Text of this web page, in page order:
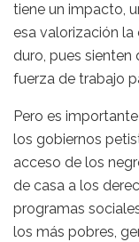
tiene un impacto,
esa valorización la
duro, pues
fuerza de trabajo
Pero es
los gobiernos
acceso de los
de casa a los
programas
los más pobres,